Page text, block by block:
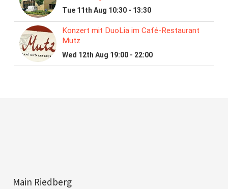
Main Riedberg